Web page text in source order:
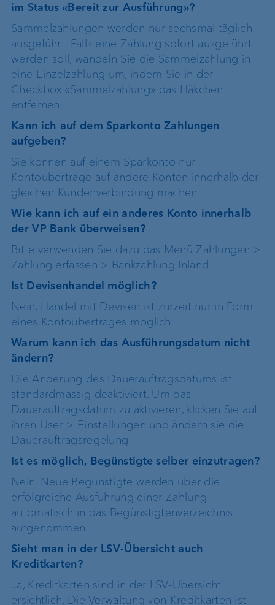
im Status «Bereit zur Ausführung»?
Sammelzahlungen werden nur sechsmal täglich
ausgeführt. Falls eine Zahlung sofort ausgeführt
werden soll, wandeln Sie die Sammelzahlung in
eine Einzelzahlung um, indem Sie in der
Checkbox «Sammelzahlung» das Häkchen
entfernen.
Kann ich auf dem Sparkonto Zahlungen
aufgeben?
Sie können auf einem Sparkonto nur
Kontoüberträge auf andere Konten innerhalb der
gleichen Kundenverbindung machen.
Wie kann ich auf ein anderes Konto innerhalb
der VP Bank überweisen?
Bitte verwenden Sie dazu das Menü Zahlungen >
Zahlung erfassen > Bankzahlung Inland.
Ist Devisenhandel möglich?
Nein, Handel mit Devisen ist zurzeit nur in Form
eines Kontoübertrages möglich.
Warum kann ich das Ausführungsdatum nicht
ändern?
Die Änderung des Dauerauftragsdatums ist
standardmässig deaktiviert. Um das
Dauerauftragsdatum zu aktivieren, klicken Sie auf
ihren User > Einstellungen und ändern sie die
Dauerauftragsregelung.
Ist es möglich, Begünstigte selber einzutragen?
Nein. Neue Begünstigte werden über die
erfolgreiche Ausführung einer Zahlung
automatisch in das Begünstigtenverzeichnis
aufgenommen.
Sieht man in der LSV-Übersicht auch
Kreditkarten?
Ja, Kreditkarten sind in der LSV-Übersicht
ersichtlich. Die Verwaltung von Kreditkarten ist